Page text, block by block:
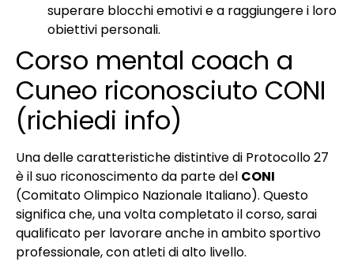
superare blocchi emotivi e a raggiungere i loro
obiettivi personali.
Corso mental coach a
Cuneo riconosciuto CONI
(richiedi info)
Una delle caratteristiche distintive di Protocollo 27
è il suo riconoscimento da parte del CONI
(Comitato Olimpico Nazionale Italiano). Questo
significa che, una volta completato il corso, sarai
qualificato per lavorare anche in ambito sportivo
professionale, con atleti di alto livello.